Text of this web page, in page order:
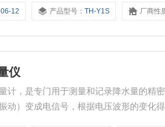
时处理和分析降雨数据，支持数据存储
12 产品型号：TH-Y1S 厂商性
仪
计，是专门用于测量和记录降水量的精
动）变成电信号，根据电压波形的变化